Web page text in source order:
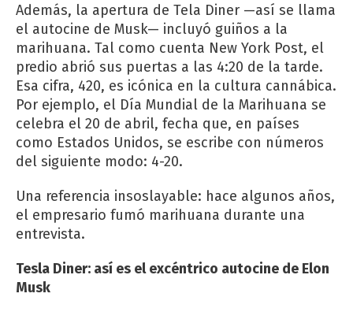
Además, la apertura de Tela Diner —así se llama
el autocine de Musk— incluyó guiños a la
marihuana. Tal como cuenta New York Post, el
predio abrió sus puertas a las 4:20 de la tarde.
Esa cifra, 420, es icónica en la cultura cannábica.
Por ejemplo, el Día Mundial de la Marihuana se
celebra el 20 de abril, fecha que, en países
como Estados Unidos, se escribe con números
del siguiente modo: 4-20.
Una referencia insoslayable: hace algunos años,
el empresario fumó marihuana durante una
entrevista.
Tesla Diner: así es el excéntrico autocine de Elon
Musk